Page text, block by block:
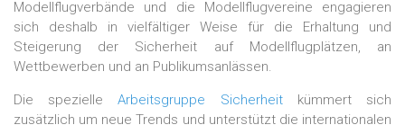
Modellflugverbände und die Modellflugvereine engagieren
sich deshalb in vielfältiger Weise für die Erhaltung und
Steigerung der Sicherheit auf Modellflugplätzen, an
Wettbewerben und an Publikumsanlässen.
Die spezielleArbeitsgruppe Sicherheitkümmert sich
zusätzlich um neue Trends und unterstützt die internationalen